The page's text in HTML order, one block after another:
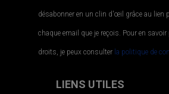
désabonner en un clin d'œil grâce au lien
chaque email que je reçois. Pour en
droits, je peux consulter la politique de
LIENS UTILES